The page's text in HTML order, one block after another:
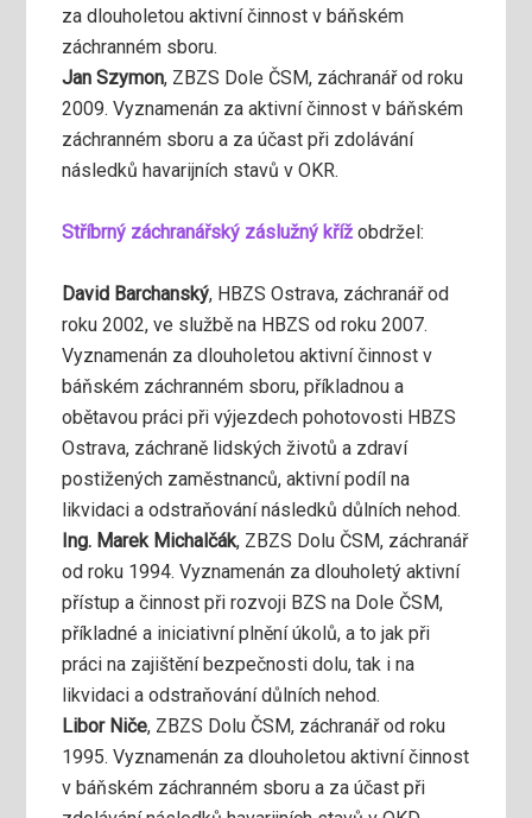
za dlouholetou aktivní činnost v báňském
záchranném sboru.
Jan Szymon, ZBZS Dole ČSM, záchranář od roku
2009. Vyznamenán za aktivní činnost v báňském
záchranném sboru a za účast při zdolávání
následků havarijních stavů v OKR.
Stříbrný záchranářský záslužný kříž obdržel:
David Barchanský, HBZS Ostrava, záchranář od
roku 2002, ve službě na HBZS od roku 2007.
Vyznamenán za dlouholetou aktivní činnost v
báňském záchranném sboru, příkladnou a
obětavou práci při výjezdech pohotovosti HBZS
Ostrava, záchraně lidských životů a zdraví
postižených zaměstnanců, aktivní podíl na
likvidaci a odstraňování následků důlních nehod.
Ing. Marek Michalčák, ZBZS Dolu ČSM, záchranář
od roku 1994. Vyznamenán za dlouholetý aktivní
přístup a činnost při rozvoji BZS na Dole ČSM,
příkladné a iniciativní plnění úkolů, a to jak při
práci na zajištění bezpečnosti dolu, tak i na
likvidaci a odstraňování důlních nehod.
Libor Niče, ZBZS Dolu ČSM, záchranář od roku
1995. Vyznamenán za dlouholetou aktivní činnost
v báňském záchranném sboru a za účast při